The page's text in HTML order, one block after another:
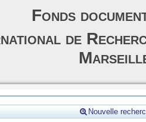
Nouvelle
Fonds
de